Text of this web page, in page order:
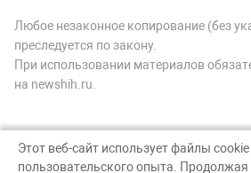
Любое незаконное копирование (без
преследуется по закону.
При использовании материалов
на newshih.ru.
Этот веб-сайт использует файлы
пользовательского опыта. Продолжая